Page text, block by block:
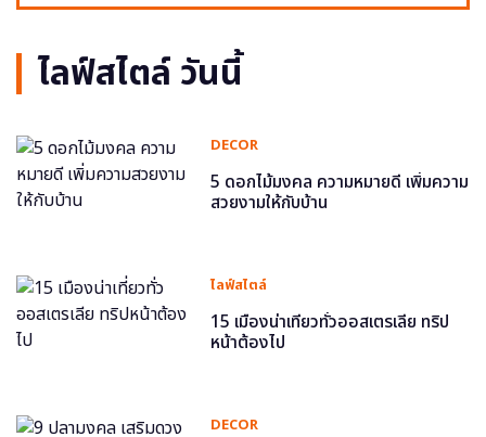
ไลฟ์สไตล์ วันนี้
DECOR
5 ดอกไม้มงคล ความหมายดี เพิ่มความ
สวยงามให้กับบ้าน
ไลฟ์สไตล์
15 เมืองน่าเที่ยวทั่วออสเตรเลีย ทริป
หน้าต้องไป
DECOR